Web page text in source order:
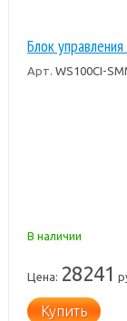
Блок
Арт. WS100CI-
В наличии
Цена: 28241
Купить